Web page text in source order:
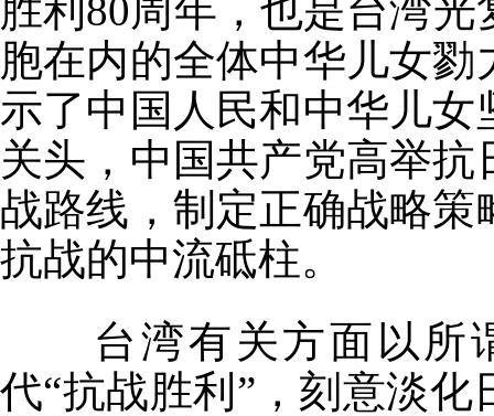
胜利80周年，也是台湾
胞在内的全体中华儿女
示了中国人民和中华儿
关头，中国共产党高举
战路线，制定正确战略
抗战的中流砥柱。
台湾有关方面以所谓
代“抗战胜利”，刻意淡